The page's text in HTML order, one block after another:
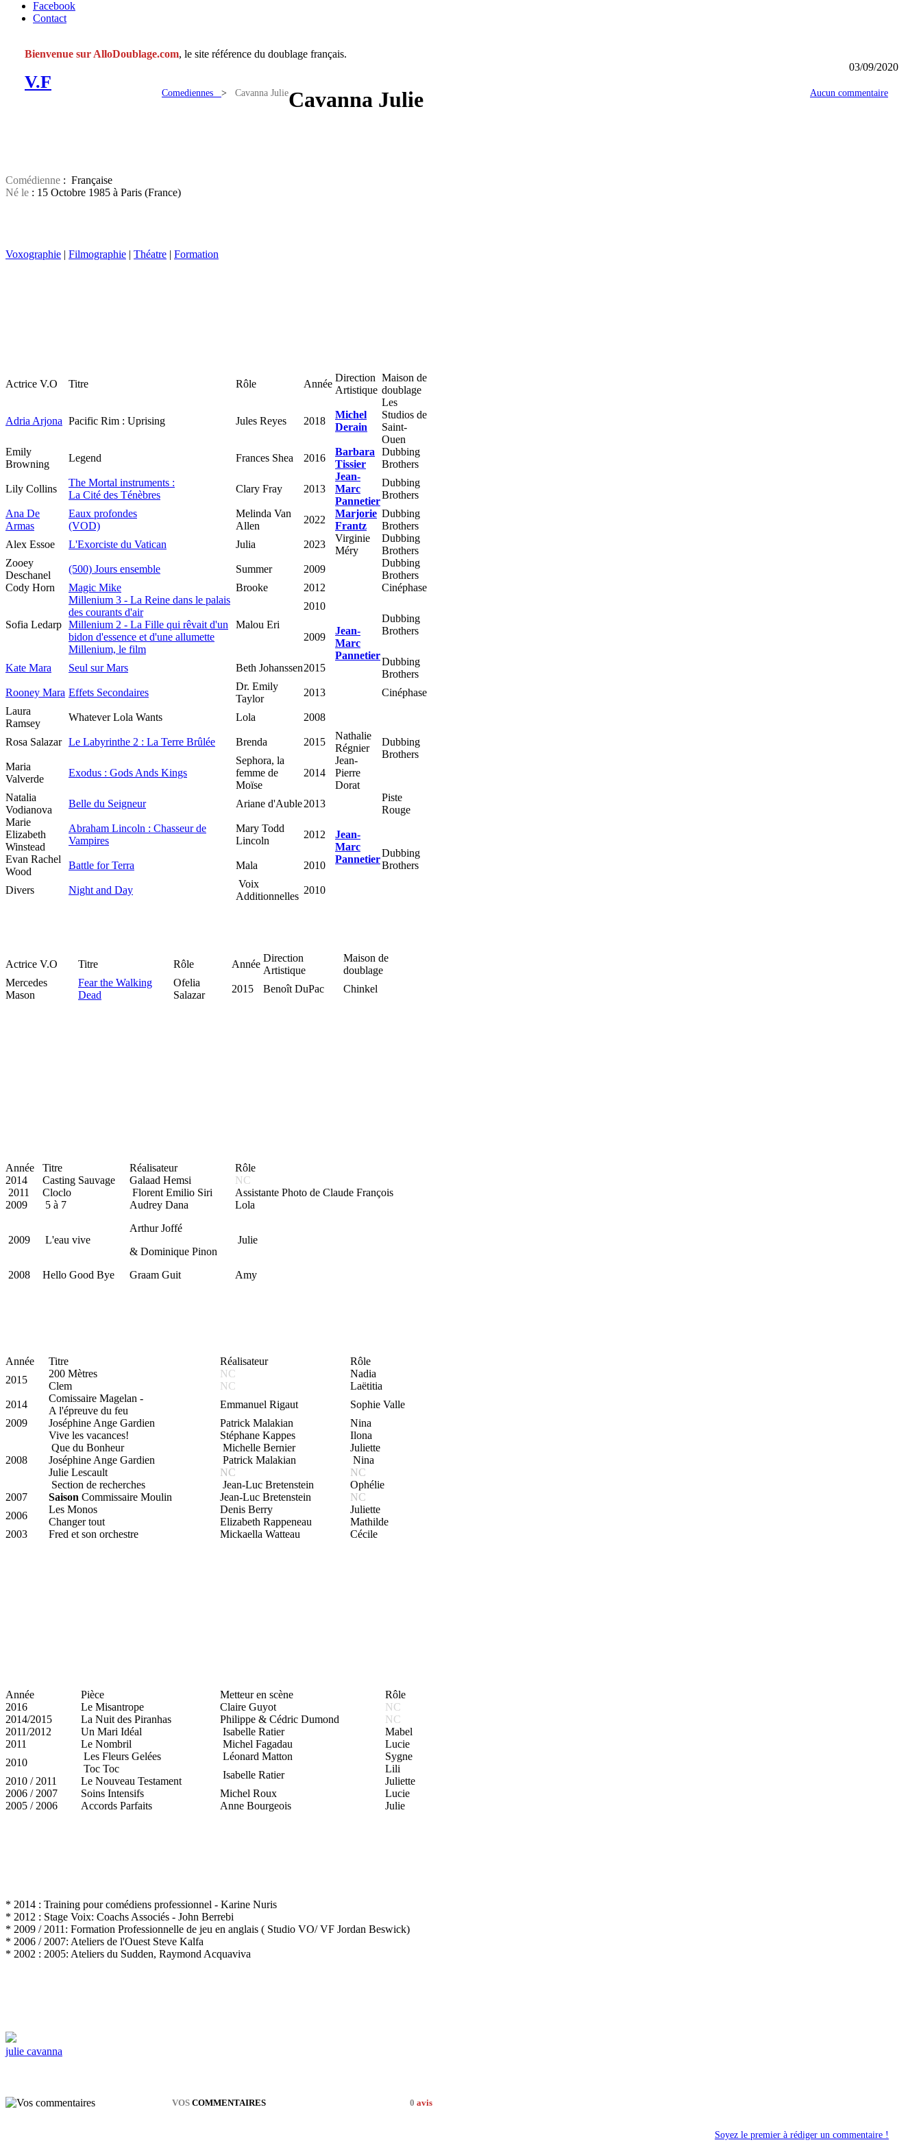
Facebook
Contact
Bienvenue sur AlloDoublage.com, le site référence du doublage français.
V.F
03/09/2020
Comediennes > Cavanna Julie Aucun commentaire
Cavanna Julie
Comédienne : Française
Né le : 15 Octobre 1985 à Paris (France)
Voxographie | Filmographie | Théatre | Formation
Actrice V.O Titre Rôle Année
Direction
Artistique
Maison de
doublage
Adria Arjona Pacific Rim : Uprising Jules Reyes 2018
Michel
Derain
Les
Studios de
Saint-
Ouen
Emily
Browning
Legend Frances Shea 2016
Barbara
Tissier
Dubbing
Brothers
Lily Collins
The Mortal instruments :
La Cité des Ténèbres
Clary Fray 2013
Jean-
Marc
Pannetier
Dubbing
Brothers
Ana De
Armas
Eaux profondes
(VOD)
Melinda Van
Allen
2022
Marjorie
Frantz
Dubbing
Brothers
Alex Essoe
L'Exorciste du Vatican Julia 2023
Virginie
Méry
Dubbing
Brothers
Zooey
Deschanel
(500) Jours ensemble Summer 2009
Jean-
Marc
Pannetier
Dubbing
Brothers
Cody Horn
Magic Mike Brooke 2012 Cinéphase
Sofia Ledarp
Millenium 3 - La Reine dans le palais
des courants d'air
Malou Eri
2010
Dubbing
Brothers
Millenium 2 - La Fille qui rêvait d'un
bidon d'essence et d'une allumette
2009
Millenium, le film
Kate Mara
Seul sur Mars Beth Johanssen2015
Dubbing
Brothers
Rooney Mara Effets Secondaires
Dr. Emily
Taylor
2013
Cinéphase
Laura
Ramsey
Whatever Lola Wants Lola 2008
Dubbing
Brothers
Rosa Salazar Le Labyrinthe 2 : La Terre Brûlée Brenda 2015
Nathalie
Régnier
Maria
Valverde
Exodus : Gods Ands Kings
Sephora, la
femme de
Moïse
2014
Jean-
Pierre
Dorat
Natalia
Vodianova
Belle du Seigneur Ariane d'Auble2013
Jean-
Marc
Pannetier
Piste
Rouge
Marie
Elizabeth
Winstead
Abraham Lincoln : Chasseur de
Vampires
Mary Todd
Lincoln
2012
Dubbing
Brothers
Evan Rachel
Wood
Battle for Terra Mala 2010
Divers Night and Day
Voix
Additionnelles
2010
Actrice V.O Titre Rôle Année
Direction
Artistique
Maison de
doublage
Mercedes
Mason
Fear the Walking
Dead
Ofelia
Salazar
2015 Benoît DuPac Chinkel
Année Titre Réalisateur
Rôle
2014
Casting Sauvage Galaad Hemsi
NC
2011
Cloclo Florent Emilio Siri
Assistante Photo de Claude François
2009
5 à 7 Audrey Dana Lola
2009 L'eau vive
Arthur Joffé
& Dominique Pinon
Julie
2008 Hello Good Bye Graam Guit Amy
Année Titre Réalisateur
Rôle
2015
200 Mètres NC
Nadia
Clem
NC
Laëtitia
2014
Comissaire Magelan -
A l'épreuve du feu
Emmanuel Rigaut
Sophie Valle
2009
Joséphine Ange Gardien Patrick Malakian Nina
2008
Vive les vacances! Stéphane Kappes
Ilona
Que du Bonheur
Michelle Bernier
Juliette
Joséphine Ange Gardien
Patrick Malakian
Nina
Julie Lescault
NC
NC
Section de recherches
Jean-Luc Bretenstein
Ophélie
2007
Saison Commissaire Moulin Jean-Luc Bretenstein
NC
2006
Les Monos Denis Berry
Juliette
Changer tout
Elizabeth Rappeneau
Mathilde
2003
Fred et son orchestre Mickaella Watteau Cécile
Année Pièce Metteur en scène
Rôle
2016
Le Misantrope Claire Guyot
NC
2014/2015
La Nuit des Piranhas Philippe & Cédric Dumond
NC
2011/2012
Un Mari Idéal Isabelle Ratier
Mabel
2011
Le Nombril Michel Fagadau
Lucie
2010
Les Fleurs Gelées Léonard Matton
Sygne
Toc Toc
Isabelle Ratier
Lili
2010 / 2011
Le Nouveau Testament
Juliette
2006 / 2007
Soins Intensifs Michel Roux
Lucie
2005 / 2006
Accords Parfaits Anne Bourgeois Julie
* 2014 : Training pour comédiens professionnel - Karine Nuris
* 2012 : Stage Voix: Coachs Associés - John Berrebi
* 2009 / 2011: Formation Professionnelle de jeu en anglais ( Studio VO/ VF Jordan Beswick)
* 2006 / 2007: Ateliers de l'Ouest Steve Kalfa
* 2002 : 2005: Ateliers du Sudden, Raymond Acquaviva
julie cavanna
VOS COMMENTAIRES 0 avis
Soyez le premier à rédiger un commentaire !